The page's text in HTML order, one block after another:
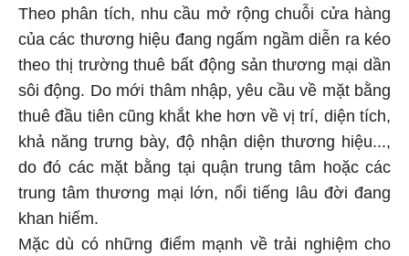
Theo phân tích, nhu cầu mở rộng chuỗi cửa hàng
của các thương hiệu đang ngấm ngầm diễn ra kéo
theo thị trường thuê bất động sản thương mại dần
sôi động. Do mới thâm nhập, yêu cầu về mặt bằng
thuê đầu tiên cũng khắt khe hơn về vị trí, diện tích,
khả năng trưng bày, độ nhận diện thương hiệu...,
do đó các mặt bằng tại quận trung tâm hoặc các
trung tâm thương mại lớn, nổi tiếng lâu đời đang
khan hiếm.
Mặc dù có những điểm mạnh về trải nghiệm cho